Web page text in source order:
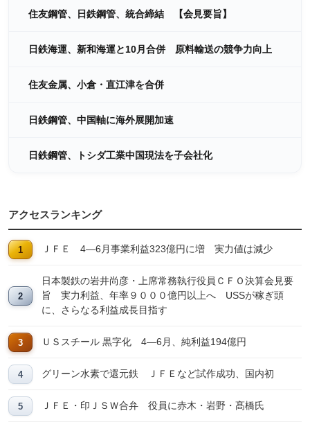
住友鋼管、日鉄鋼管、統合締結 【会見要旨】
日鉄海運、新和海運と10月合併 原料輸送の競争力向上
住友金属、小倉・直江津を合併
日鉄鋼管、中国軸に海外展開加速
日鉄鋼管、トシダ工業中国現法を子会社化
アクセスランキング
ＪＦＥ 4―6月事業利益323億円に増 実力値は減少
日本製鉄の岩井尚彦・上席常務執行役員ＣＦＯ決算会見要
旨 実力利益、年率９０００億円以上へ USSが稼ぎ頭
に、さらなる利益成長目指す
ＵＳスチール 黒字化 4―6月、純利益194億円
グリーン水素で還元鉄 ＪＦＥなど試作成功、国内初
ＪＦＥ・印ＪＳＷ合弁 役員に赤木・岩野・髙橋氏